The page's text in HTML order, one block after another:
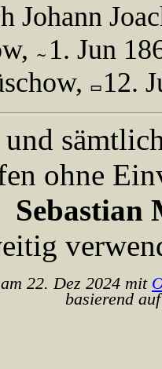
Johann
1. Jun
12.
ohne
Sebastian
22. Dez 2024 mit
basierend